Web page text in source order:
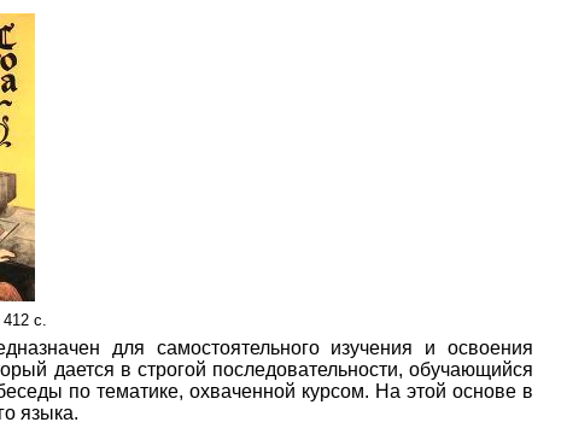
с.
для самостоятельного изучения и освоения
дается в строгой последовательности, обучающийся
по тематике, охваченной курсом. На этой основе в
языка.